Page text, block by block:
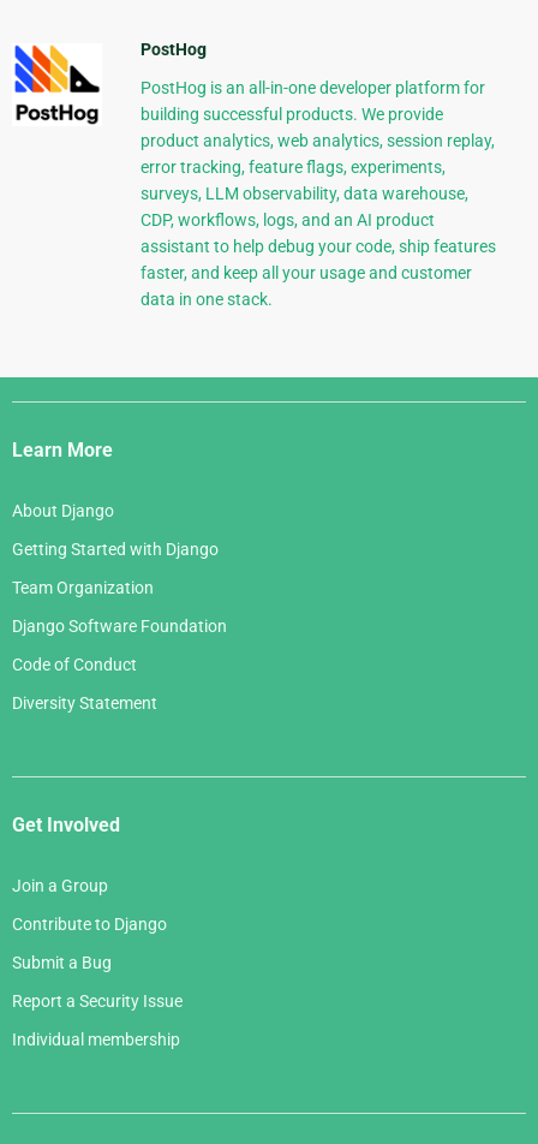
PostHog
PostHog is an all-in-one developer platform for
building successful products. We provide
product analytics, web analytics, session replay,
error tracking, feature flags, experiments,
surveys, LLM observability, data warehouse,
CDP, workflows, logs, and an AI product
assistant to help debug your code, ship features
faster, and keep all your usage and customer
data in one stack.
Django
Links
Learn More
About Django
Getting Started with Django
Team Organization
Django Software Foundation
Code of Conduct
Diversity Statement
Get Involved
Join a Group
Contribute to Django
Submit a Bug
Report a Security Issue
Individual membership